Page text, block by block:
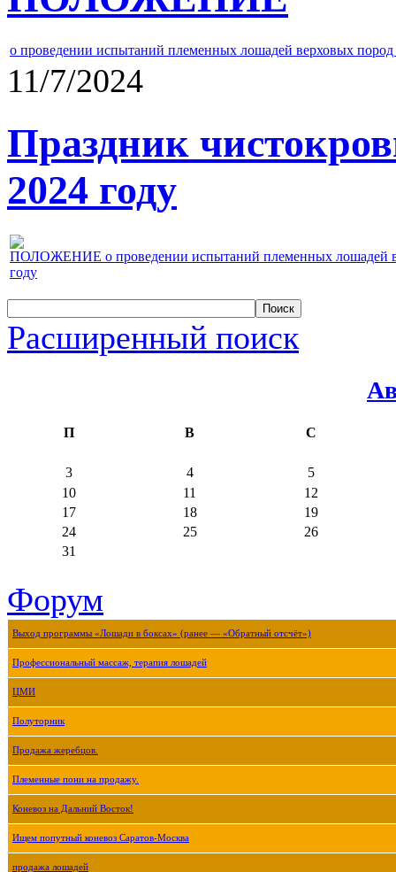
о проведении испытаний племенных лошадей верховых
11/7/2024
Праздник
2024 году
ПОЛОЖЕНИЕ о проведении испытаний племенных лошадей
году
Расширенный поиск
П В С
3 4
5
10
11
12
17
18
19
24
25
26
31
Форум
Выход программы «Лошади в боксах» (ранее — «Обратный отсчёт»)
Профессиональный массаж, терапия лошадей
ЦМИ
Полуторник
Продажа жеребцов.
Племенные пони на продажу.
Коневоз на Дальний Восток!
Ищем попутный коневоз Саратов-Москва
продажа лошадей